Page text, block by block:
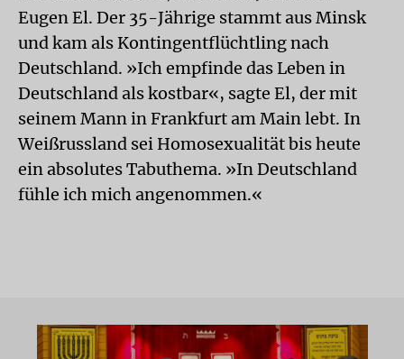
Eugen El. Der 35-Jährige stammt aus Minsk
und kam als Kontingentflüchtling nach
Deutschland. »Ich empfinde das Leben in
Deutschland als kostbar«, sagte El, der mit
seinem Mann in Frankfurt am Main lebt. In
Weißrussland sei Homosexualität bis heute
ein absolutes Tabuthema. »In Deutschland
fühle ich mich angenommen.«